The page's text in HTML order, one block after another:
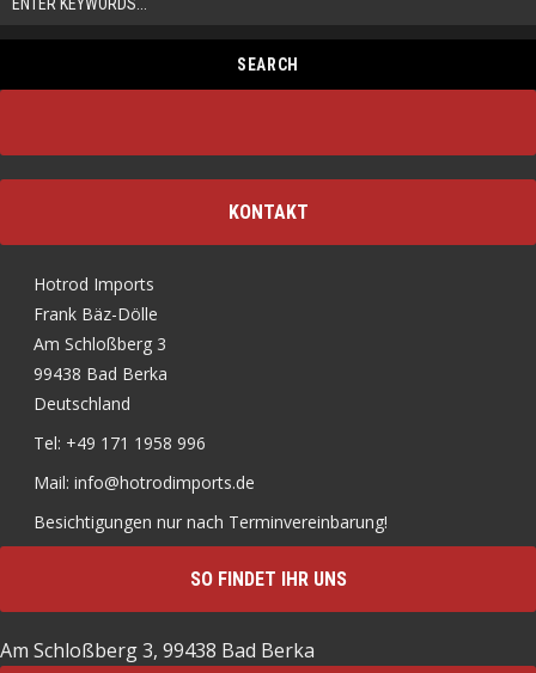
KONTAKT
Hotrod Imports
Frank Bäz-Dölle
Am Schloßberg 3
99438 Bad Berka
Deutschland
Tel: +49 171 1958 996
Mail: info@hotrodimports.de
Besichtigungen nur nach Terminvereinbarung!
SO FINDET IHR UNS
Am Schloßberg 3, 99438 Bad Berka